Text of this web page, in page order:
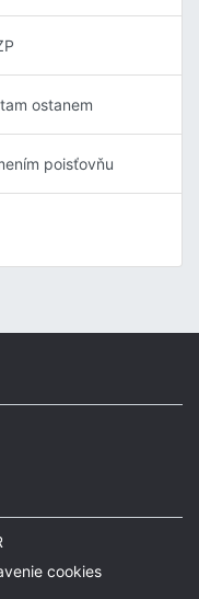
ostanem
poisťovňu
cookies